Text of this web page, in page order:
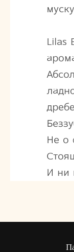
Lilas
Не о
И ни